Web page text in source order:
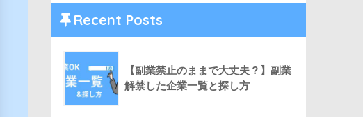
Recent Posts
【副業禁止のままで大丈夫？】副業
解禁した企業一覧と探し方